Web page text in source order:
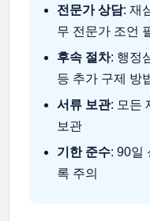
전문가 상담: 재
무 전문가 조언
후속 절차: 행정
등 추가 구제 방
서류 보관: 모든
보관
기한 준수: 90일
록 주의